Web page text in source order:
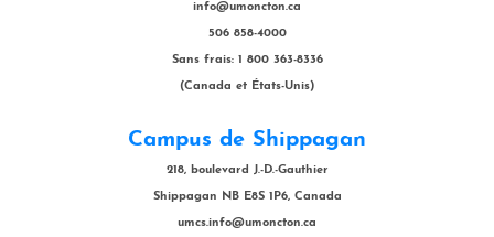
info@umoncton.ca
506 858-4000
Sans frais: 1 800 363-8336
(Canada et États-Unis)
Campus de Shippagan
218, boulevard J.-D.-Gauthier
Shippagan NB E8S 1P6, Canada
umcs.info@umoncton.ca